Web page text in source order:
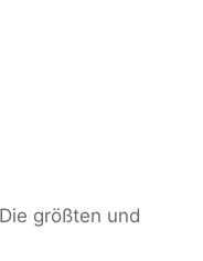
größten und